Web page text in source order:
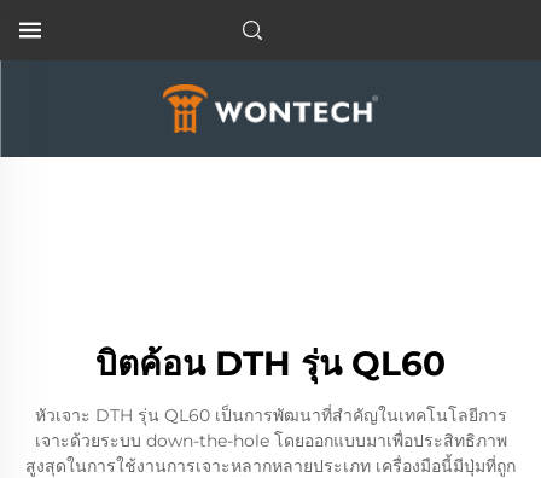
บิตค้อน DTH รุ่น QL60
หัวเจาะ DTH รุ่น QL60 เป็นการพัฒนาที่สำคัญในเทคโนโลยีการ
เจาะด้วยระบบ down-the-hole โดยออกแบบมาเพื่อประสิทธิภาพ
สูงสุดในการใช้งานการเจาะหลากหลายประเภท เครื่องมือนี้มีปุ่มที่ถูก